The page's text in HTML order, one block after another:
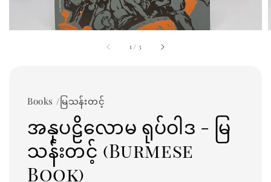
1 / 3
Books /မြသန်းတင့်
အနုပဠိလောမ ရုပ်ဝါဒ - မြ
သန်းတင့် (Burmese
Book)